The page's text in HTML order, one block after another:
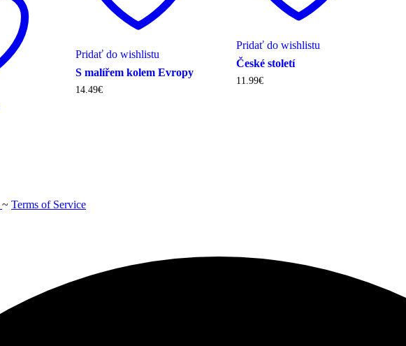
Pridať do wishlistu
S malířem kolem Evropy
14.49€
Pridať do wishlistu
České století
11.99€
~ Terms of Service